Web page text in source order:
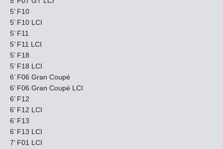
5’ F10
5’ F10 LCI
5’ F11
5’ F11 LCI
5’ F18
5’ F18 LCI
6’ F06 Gran Coupé
6’ F06 Gran Coupé LCI
6’ F12
6’ F12 LCI
6’ F13
6’ F13 LCI
7’ F01 LCI